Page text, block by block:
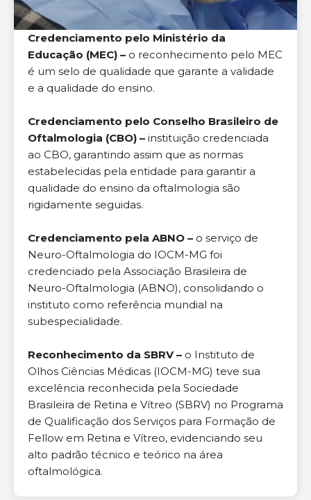
Credenciamento pelo Ministério da
Educação (MEC) – o reconhecimento pelo MEC
é um selo de qualidade que garante a validade
e a qualidade do ensino.
Credenciamento pelo Conselho Brasileiro de
Oftalmologia (CBO) – instituição credenciada
ao CBO, garantindo assim que as normas
estabelecidas pela entidade para garantir a
qualidade do ensino da oftalmologia são
rigidamente seguidas.
Credenciamento pela ABNO – o serviço de
Neuro-Oftalmologia do IOCM-MG foi
credenciado pela Associação Brasileira de
Neuro-Oftalmologia (ABNO), consolidando o
instituto como referência mundial na
subespecialidade.
Reconhecimento da SBRV – o Instituto de
Olhos Ciências Médicas (IOCM-MG) teve sua
excelência reconhecida pela Sociedade
Brasileira de Retina e Vítreo (SBRV) no Programa
de Qualificação dos Serviços para Formação de
Fellow em Retina e Vítreo, evidenciando seu
alto padrão técnico e teórico na área
oftalmológica.